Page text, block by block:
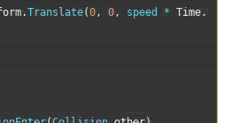
.Translate(0, 0, speed * Time.